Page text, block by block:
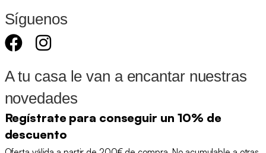
Síguenos
A tu casa le van a encantar nuestras
novedades
Regístrate para conseguir un 10% de
descuento